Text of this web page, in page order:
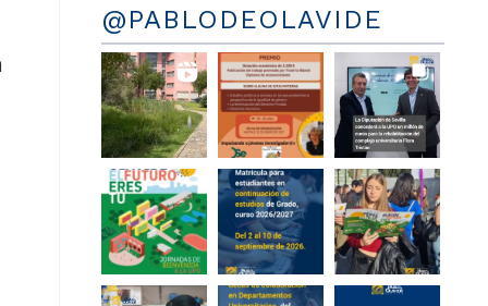
@PABLODEOLAVIDE